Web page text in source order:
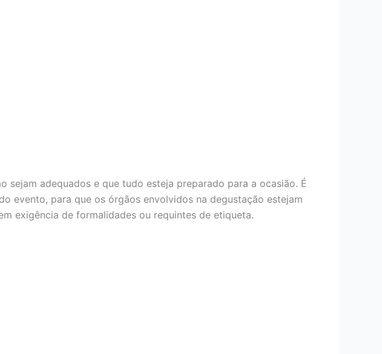
adequados e que tudo esteja preparado para a ocasião. É
evento, para que os órgãos envolvidos na degustação estejam
exigência de formalidades ou requintes de etiqueta.